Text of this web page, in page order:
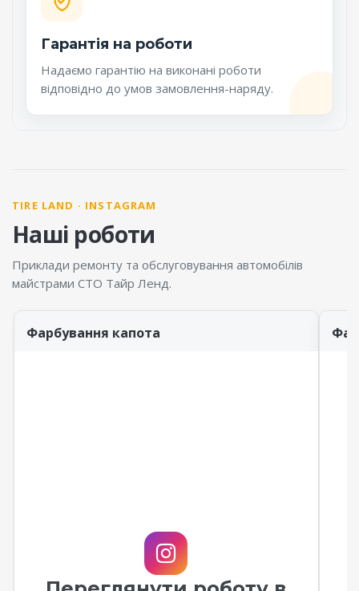
Гарантія на роботи
Надаємо гарантію на виконані роботи
відповідно до умов замовлення-наряду.
TIRE LAND · INSTAGRAM
Наші роботи
Приклади ремонту та обслуговування автомобілів
майстрами СТО Тайр Ленд.
Фарбування капота